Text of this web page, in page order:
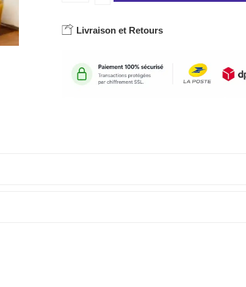
Livraison et Retours